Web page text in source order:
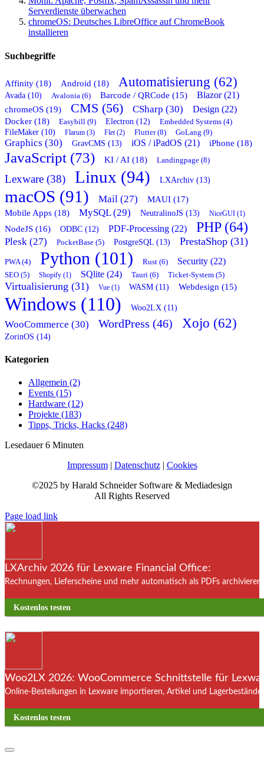
Serverdienste überwachen
chromeOS: Deutsches LibreOffice auf ChromeBook
installieren
Suchbegriffe
Affinity (18) Android (18) Automatisierung (62)
Avada (10) Avalonia (6) Barcode / QRCode (15)
Blazor (21)
chromeOS (19)
CMS (56) CSharp (30) Design (22)
Docker (18) Easybill (9) Electron (12) Embedded Systems (4)
FileMaker (10) Flarum (3) Flet (2) Flutter (8) GoLang (9)
Graphics (30) GravCMS (13) iOS / iPadOS (21) iPhone (18)
JavaScript (73) KI / AI (18) Landingpage (8)
Lexware (38) Linux (94) LXArchiv (13)
macOS (91) Mail (27)
MAUI (17)
Mobile Apps (18)
MySQL (29) NeutralinoJS (13) NiceGUI (1)
NodeJS (16) ODBC (12) PDF-Processing (22) PHP (64)
Plesk (27) PocketBase (5) PostgreSQL (13) PrestaShop (31)
PWA (4) Python (101) Rust (6) Security (22)
SEO (5) Shopify (1) SQlite (24) Tauri (6) Ticket-System (5)
Virtualisierung (31) Vue (1) WASM (11) Webdesign (15)
Windows (110) Woo2LX (11)
WooCommerce (30) WordPress (46) Xojo (62)
ZorinOS (14)
Kategorien
Allgemein (2)
Events (15)
Hardware (12)
Projekte (183)
Tipps, Tricks, Hacks (248)
Lesedauer 6 Minuten
Impressum| Datenschutz| Cookies
©2025 by Harald Schneider Software & Mediadesign
All Rights Reserved
Page load link
LXArchiv 2026 für Lexware Financial Office:
Rechnungen, Lieferscheine und mehr automatisch als PDFs
Kostenlos testen
Woo2LX 2026: WooCommerce Schnittstelle für
Online-Bestellungen in Lexware importieren, Artikel und
Kostenlos testen